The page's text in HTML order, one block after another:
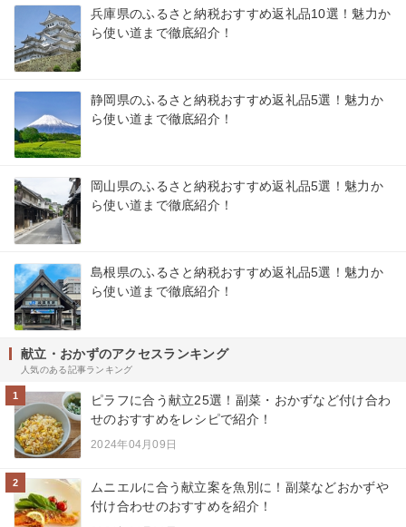
兵庫県のふるさと納税おすすめ返礼品10選！魅力か
ら使い道まで徹底紹介！
静岡県のふるさと納税おすすめ返礼品5選！魅力か
ら使い道まで徹底紹介！
岡山県のふるさと納税おすすめ返礼品5選！魅力か
ら使い道まで徹底紹介！
島根県のふるさと納税おすすめ返礼品5選！魅力か
ら使い道まで徹底紹介！
献立・おかずのアクセスランキング
人気のある記事ランキング
1
ピラフに合う献立25選！副菜・おかずなど付け合わ
せのおすすめをレシピで紹介！
2024年04月09日
2
ムニエルに合う献立案を魚別に！副菜などおかずや
付け合わせのおすすめを紹介！